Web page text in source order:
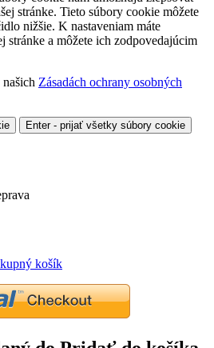
stránke. Tieto súbory cookie môžete
nižšie. K nastaveniam máte
stránke a môžete ich zodpovedajúcim
Zásadách ochrany osobných
Enter - prijať všetky súbory cookie
košík